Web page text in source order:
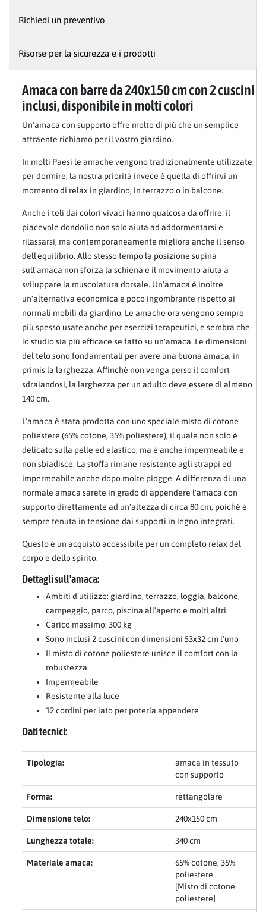
Richiedi un preventivo
Risorse per la sicurezza e i prodotti
Amaca con barre da 240x150 cm con 2 cuscini
inclusi, disponibile in molti colori
Un'amaca con supporto offre molto di più che un semplice
attraente richiamo per il vostro giardino.
In molti Paesi le amache vengono tradizionalmente utilizzate
per dormire, la nostra priorità invece è quella di offrirvi un
momento di relax in giardino, in terrazzo o in balcone.
Anche i teli dai colori vivaci hanno qualcosa da offrire: il
piacevole dondolio non solo aiuta ad addormentarsi e
rilassarsi, ma contemporaneamente migliora anche il senso
dell'equilibrio. Allo stesso tempo la posizione supina
sull'amaca non sforza la schiena e il movimento aiuta a
sviluppare la muscolatura dorsale. Un'amaca è inoltre
un'alternativa economica e poco ingombrante rispetto ai
normali mobili da giardino. Le amache ora vengono sempre
più spesso usate anche per esercizi terapeutici, e sembra che
lo studio sia più efficace se fatto su un'amaca. Le dimensioni
del telo sono fondamentali per avere una buona amaca, in
primis la larghezza. Affinchè non venga perso il comfort
sdraiandosi, la larghezza per un adulto deve essere di almeno
140 cm.
L'amaca è stata prodotta con uno speciale misto di cotone
poliestere (65% cotone, 35% poliestere), il quale non solo è
delicato sulla pelle ed elastico, ma è anche impermeabile e
non sbiadisce. La stoffa rimane resistente agli strappi ed
impermeabile anche dopo molte piogge. A differenza di una
normale amaca sarete in grado di appendere l'amaca con
supporto direttamente ad un'altezza di circa 80 cm, poiché è
sempre tenuta in tensione dai supporti in legno integrati.
Questo è un acquisto accessibile per un completo relax del
corpo e dello spirito.
Dettagli sull'amaca:
Ambiti d'utilizzo: giardino, terrazzo, loggia, balcone,
campeggio, parco, piscina all'aperto e molti altri.
Carico massimo: 300 kg
Sono inclusi 2 cuscini con dimensioni 53x32 cm l'uno
Il misto di cotone poliestere unisce il comfort con la
robustezza
Impermeabile
Resistente alla luce
12 cordini per lato per poterla appendere
Dati tecnici:
Tipologia:
amaca in tessuto
con supporto
Forma: rettangolare
Dimensione telo: 240x150 cm
Lunghezza totale: 340 cm
Materiale amaca:
65% cotone, 35%
poliestere
[Misto di cotone
poliestere]